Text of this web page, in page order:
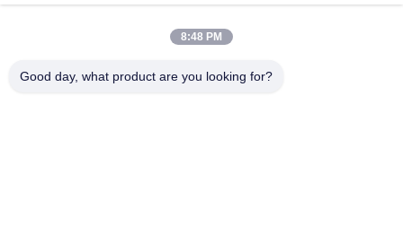
611, Bloco A, Centro de Inovação Zhihui, Xixiang Street,
8:48 PM
Good day, what product are you looking for?